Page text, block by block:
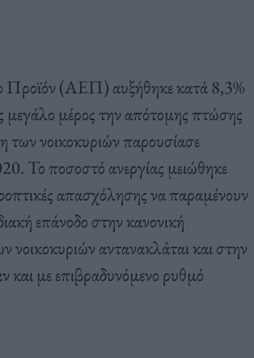
Προϊόν (ΑΕΠ) αυξήθηκε κατά 8,3%
μεγάλο μέρος την απότομης πτώσης
νοικοκυριών παρουσίασε
Το ποσοστό ανεργίας μειώθηκε
απασχόλησης να παραμένουν
επάνοδο στην κανονική
νοικοκυριών αντανακλάται και στην
με επιβραδυνόμενο ρυθμό